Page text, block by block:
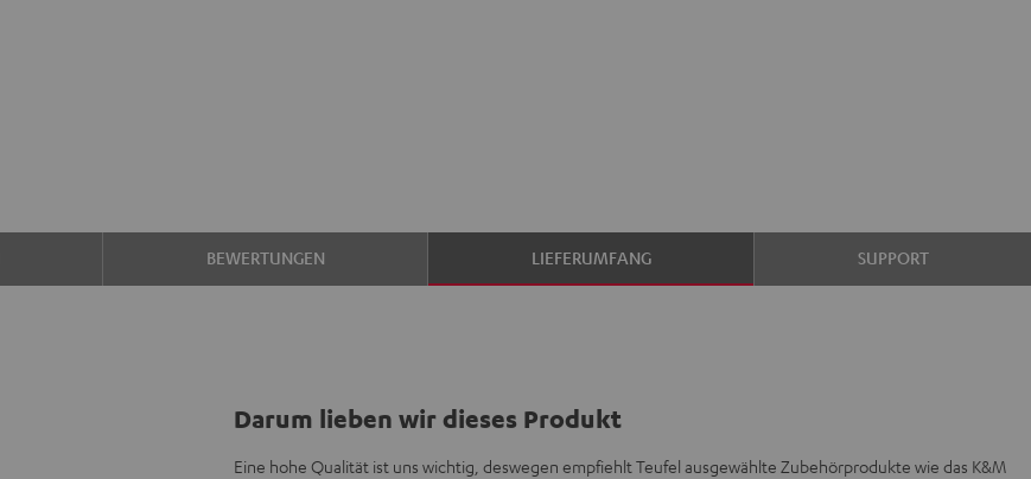
BEWERTUNGEN LIEFERUMFANG SUPPORT
Darum lieben wir dieses Produkt
Eine hohe Qualität ist uns wichtig, deswegen empfiehlt Teufel ausgewählte Zubehörprodukte wie das K&M